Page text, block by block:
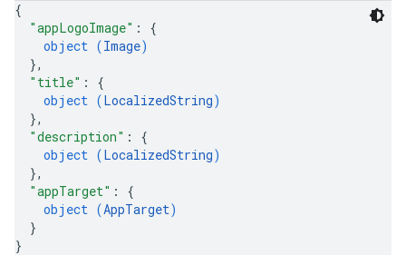
{
"appLogoImage" : {
object (Image)
},
"title" : {
object (LocalizedString)
},
"description" : {
object (LocalizedString)
},
"appTarget" : {
object (AppTarget)
}
}